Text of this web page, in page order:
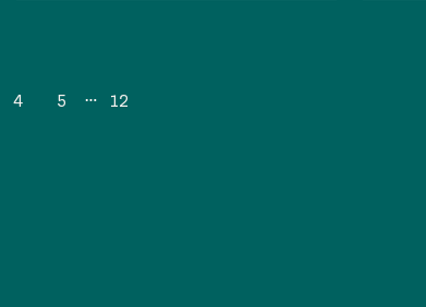
4 5 12